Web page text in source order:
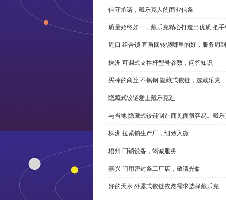
信守承诺，戴乐克人的商业信条
质量始终如一，戴乐克精心打造出优质 把
周口 组合锁 直角回转锁哪里的好，服务周到
株洲 可调式支撑杆型号参数，问答知识
买棒的商丘 不锈钢 隐藏式铰链，选戴乐克
隐藏式铰链爱上戴乐克造
与当地 隐藏式铰链制造商见面很容易。戴
株洲 拉紧锁生产厂，细致入微
梧州 闩锁设备，竭诚服务
嘉兴 门用密封条工厂店，敬请光临
好的天水 外露式铰链依然需求选择戴乐克